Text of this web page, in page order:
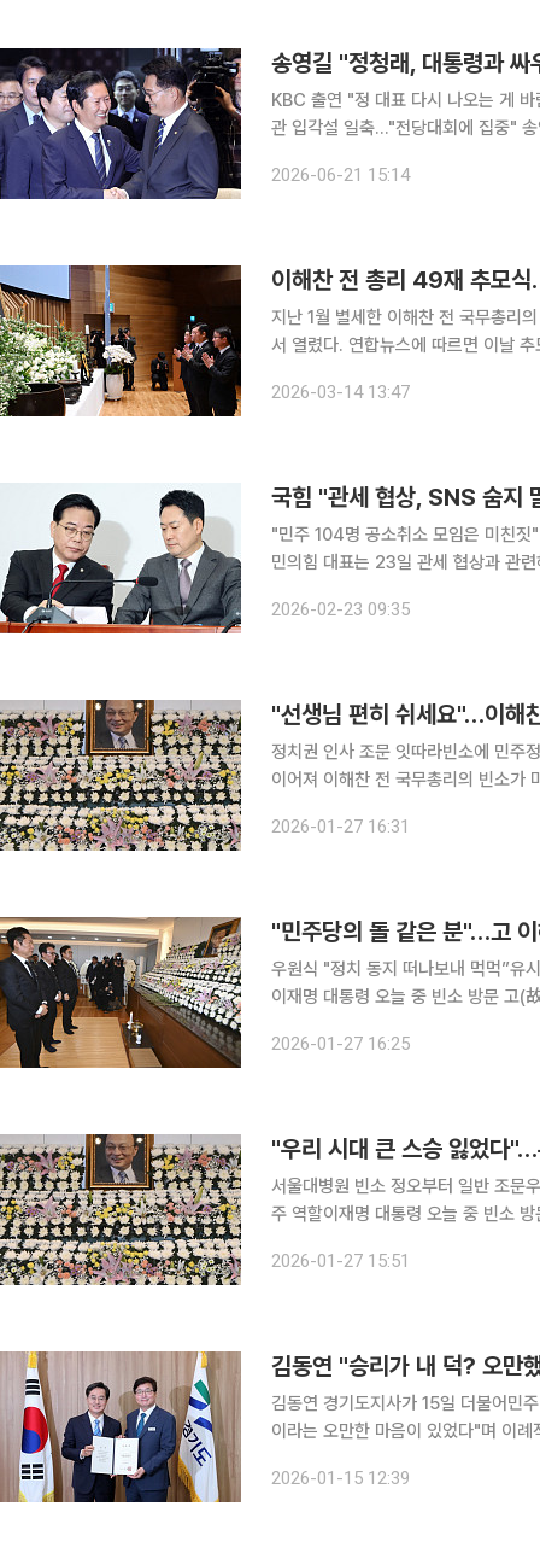
송영길 "정청래, 대통령과 싸
KBC 출연 "정 대표 다시 나오는 게
관 입각설 일축…"전당대회에 집중" 송영길 더불어민주당 의원이 21일 정청래 대표를 향해 "정면으
출마를 강행하면 자신이 나설 가능성
2026-06-21 15:14
이해찬 전 총리 49재 추모
지난 1월 별세한 이해찬 전 국무총리
서 열렸다. 연합뉴스에 따르면 이날 추모식에는 이재명 대통령 배우자 김혜경 여사와 고 노무현 전
도 원내대표, 대통령 정무특보인 조정
2026-03-14 13:47
국힘 "관세 협상, SNS 숨지
"민주 104명 공소취소 모임은 미친짓""
민의힘 대표는 23일 관세 협상과 관
열린 최고위원회의에서 "이 대통령은
2026-02-23 09:35
"선생님 편히 쉬세요"…이해
정치권 인사 조문 잇따라빈소에 민주
이어져 이해찬 전 국무총리의 빈소가 마련된 서울대학교병원 장례식장에는 27일 오전부터 정치권
2026-01-27 16:31
"민주당의 돌 같은 분"…고
우원식 "정치 동지 떠나보내 먹먹”유
이재명 대통령 오늘 중 빈소 방문 고(故) 이해찬 전 국무총리의 빈소가 마련된 서울대병원 장례식장
소를 찾았고 이 전 총리의 정치 여정
2026-01-27 16:25
"우리 시대 큰 스승 잃었다"…
서울대병원 빈소 정오부터 일반 조문
주 역할이재명 대통령 오늘 중 빈소 방문 예정 이해찬 전 국무총리의 빈소가 마련
스승이십니다. 오랜 정치 동지이자 선
2026-01-27 15:51
김동연 "승리가 내 덕? 오만
김동연 경기도지사가 15일 더불어민
이라는 오만한 마음이 있었다"며 이례적인 공개 사과에
로들이 유세장마다 와서 도와줬는데,
2026-01-15 12:39